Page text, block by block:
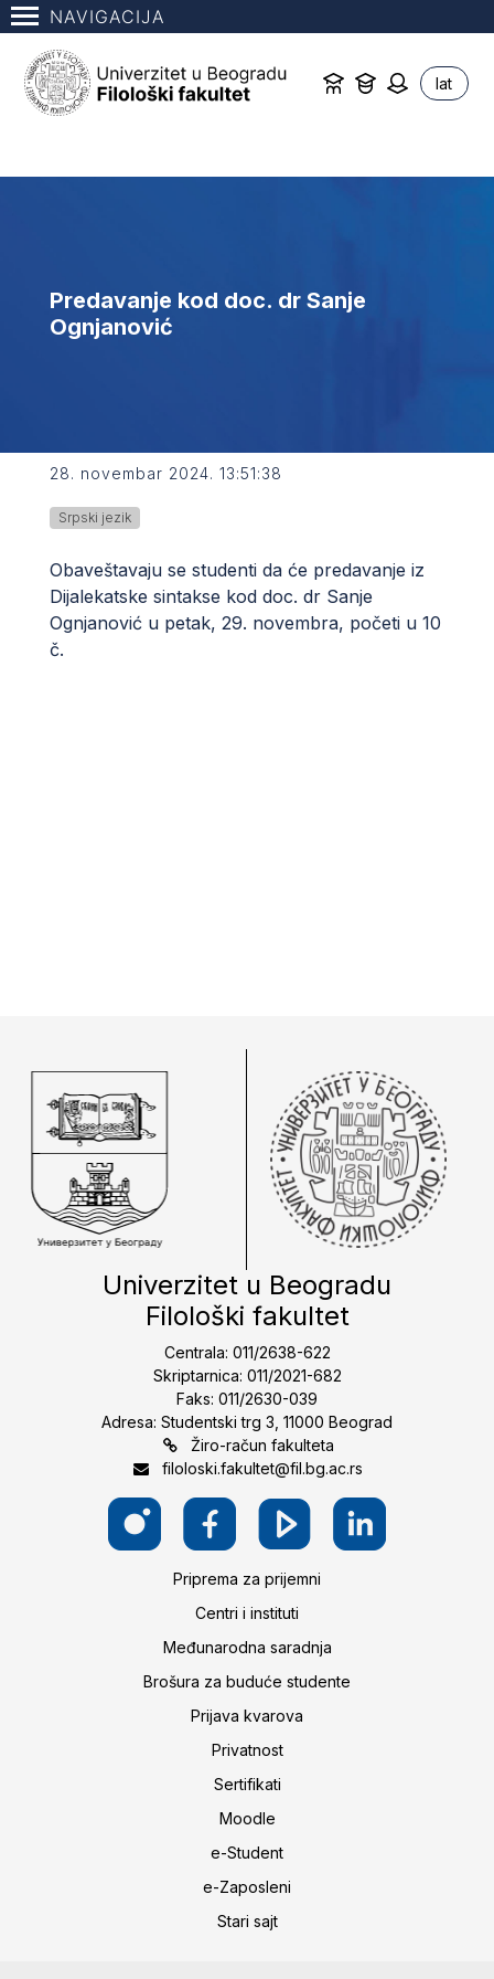
NAVIGACIJA
lat
Predavanje kod doc. dr Sanje
Ognjanović
28. novembar 2024. 13:51:38
Srpski jezik
Obaveštavaju se studenti da će predavanje iz
Dijalekatske sintakse kod doc. dr Sanje
Ognjanović u petak, 29. novembra, početi u 10
č.
Univerzitet u Beogradu
Filološki fakultet
Centrala: 011/2638-622
Skriptarnica: 011/2021-682
Faks: 011/2630-039
Adresa: Studentski trg 3, 11000 Beograd
Žiro-račun fakulteta
filoloski.fakultet@fil.bg.ac.rs
Priprema za prijemni
Centri i instituti
Međunarodna saradnja
Brošura za buduće studente
Prijava kvarova
Privatnost
Sertifikati
Moodle
e-Student
e-Zaposleni
Stari sajt